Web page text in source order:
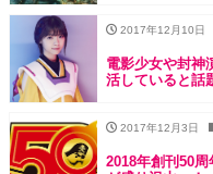
2017年12月10日
電影少女や封神
活していると話
2017年12月3日
2018年創刊50